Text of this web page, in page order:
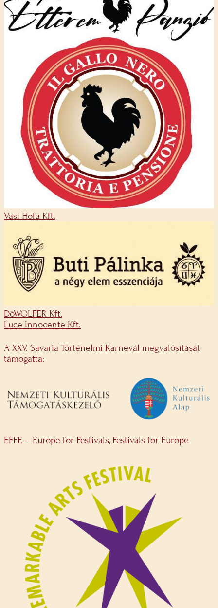
Vasi Hofa Kft.
DöWOLFER Kft.
Luce Innocente Kft.
A XXV. Savaria Történelmi Karnevál megvalósítását
támogatta:
EFFE – Europe for Festivals, Festivals for Europe